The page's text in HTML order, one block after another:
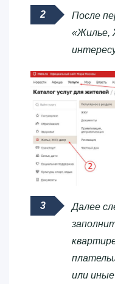
После
«Жилье,
Далее
или